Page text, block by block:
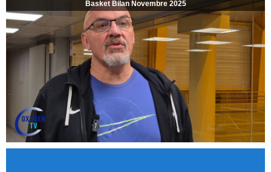
Basket Bilan Novembre 2025